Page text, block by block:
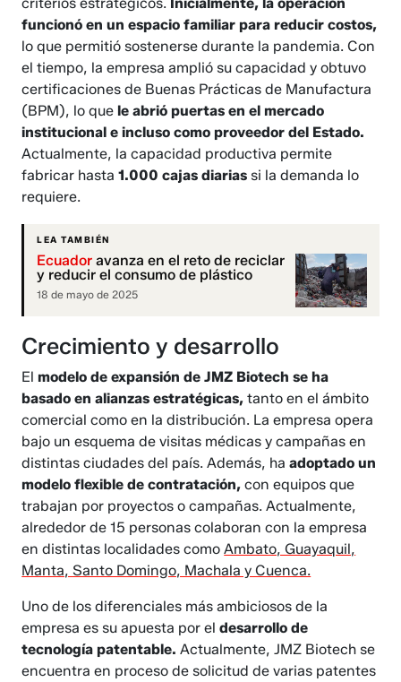
funcionó en un espacio familiar para reducir costos,
lo que permitió sostenerse durante la pandemia. Con
el tiempo, la empresa amplió su capacidad y obtuvo
certificaciones de Buenas Prácticas de Manufactura
(BPM), lo quele abrió puertas en el mercado
institucional e incluso como proveedor del Estado.
Actualmente, la capacidad productiva permite
fabricar hasta1.000 cajas diarias si la demanda lo
requiere.
LEA TAMBIÉN
Ecuador avanza en el reto de reciclar
y reducir el consumo de plástico
18 de mayo de 2025
Crecimiento y desarrollo
Elmodelo de expansión de JMZ Biotech se ha
basado en alianzas estratégicas,tanto en el ámbito
comercial como en la distribución. La empresa opera
bajo un esquema de visitas médicas y campañas en
distintas ciudades del país. Además, haadoptado un
modelo flexible de contratación,con equipos que
trabajan por proyectos o campañas. Actualmente,
alrededor de 15 personas colaboran con la empresa
en distintas localidades comoAmbato, Guayaquil,
Manta, Santo Domingo, Machala y Cuenca.
Uno de los diferenciales más ambiciosos de la
empresa es su apuesta por eldesarrollo de
tecnología patentable.Actualmente, JMZ Biotech se
encuentra en proceso de solicitud de varias patentes